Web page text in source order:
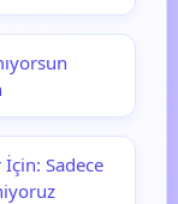
Sadece